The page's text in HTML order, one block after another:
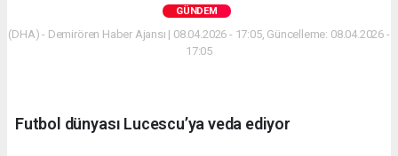
GÜNDEM
(DHA) - Demirören Haber Ajansı | 08.04.2026 - 17:05, Güncelleme: 08.04.2026 -
17:05
Futbol dünyası Lucescu’ya veda ediyor